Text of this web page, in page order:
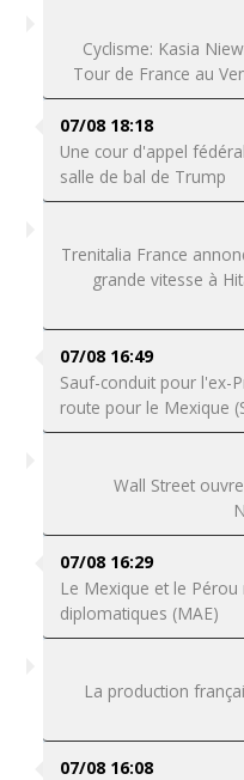
Cyclisme: Kasia
Tour de France au
07/08 18:18
Une cour d'appel
salle de bal de Trump
Trenitalia France
grande vitesse à
07/08 16:49
Sauf-conduit pour l'ex-
route pour le Mexique
Wall Street
07/08 16:29
Le Mexique et le
diplomatiques (MAE)
La production
07/08 16:08